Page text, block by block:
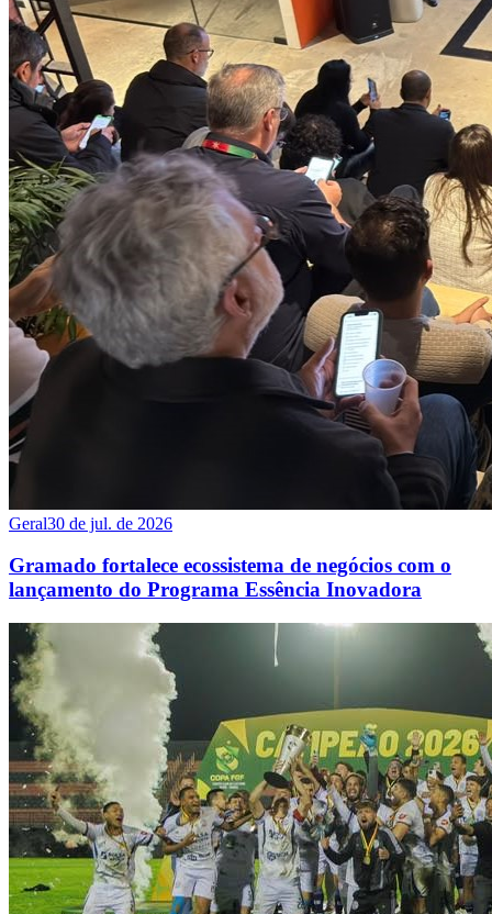
Geral30 de jul. de 2026
Gramado fortalece ecossistema de negócios com o
lançamento do Programa Essência Inovadora